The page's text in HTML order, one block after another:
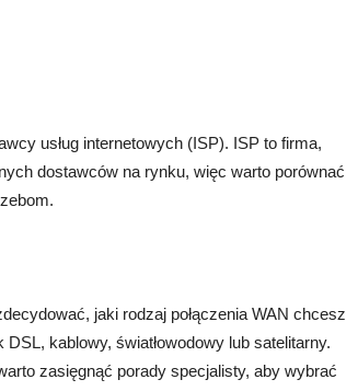
usług internetowych (ISP). ISP to firma,
dostawców na rynku, więc warto porównać
jaki rodzaj połączenia WAN chcesz
kablowy, światłowodowy lub satelitarny.
zasięgnąć porady specjalisty, aby wybrać